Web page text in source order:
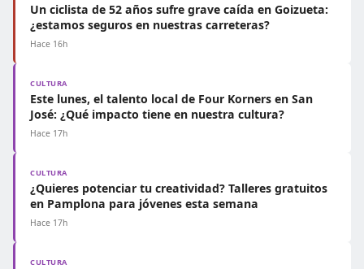
Un ciclista de 52 años sufre grave caída en Goizueta:
¿estamos seguros en nuestras carreteras?
Hace 16h
CULTURA
Este lunes, el talento local de Four Korners en San
José: ¿Qué impacto tiene en nuestra cultura?
Hace 17h
CULTURA
¿Quieres potenciar tu creatividad? Talleres gratuitos
en Pamplona para jóvenes esta semana
Hace 17h
CULTURA